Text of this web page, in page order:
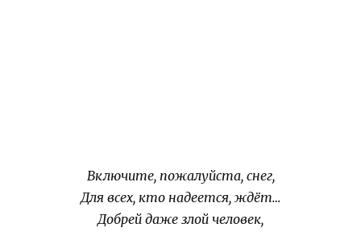
Включите, пожалуйста, снег,
Для всех, кто надеется, ждёт…
Добрей даже злой человек,